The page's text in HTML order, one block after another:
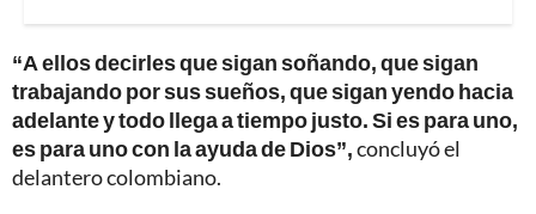
“A ellos decirles que sigan soñando, que sigan
trabajando por sus sueños, que sigan yendo hacia
adelante y todo llega a tiempo justo. Si es para uno,
es para uno con la ayuda de Dios”,concluyó el
delantero colombiano.